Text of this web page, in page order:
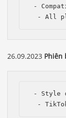
-
- All
26.09.2023 Phiên
- Style
-